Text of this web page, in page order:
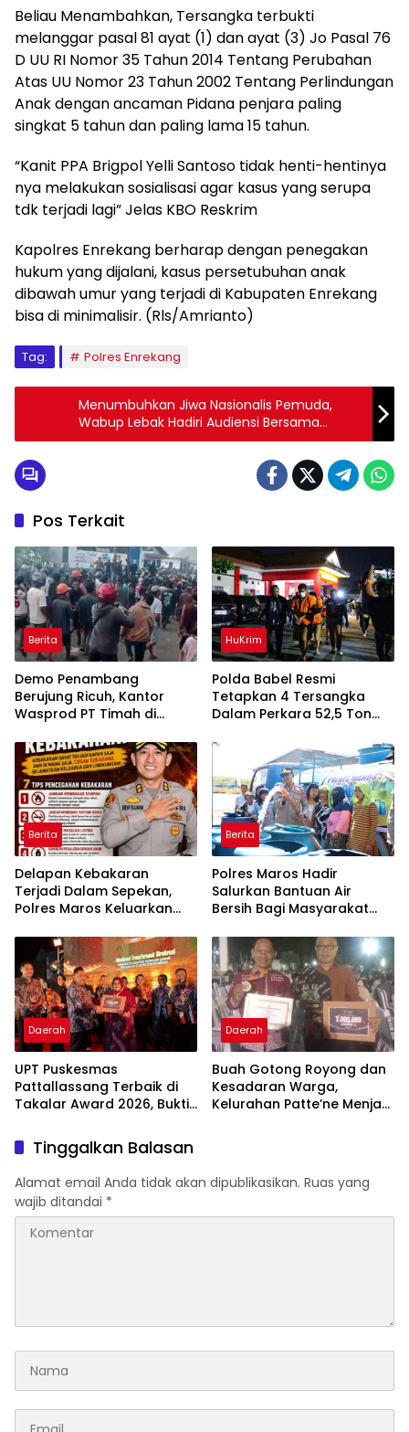
Beliau Menambahkan, Tersangka terbukti
melanggar pasal 81 ayat (1) dan ayat (3) Jo Pasal 76
D UU RI Nomor 35 Tahun 2014 Tentang Perubahan
Atas UU Nomor 23 Tahun 2002 Tentang Perlindungan
Anak dengan ancaman Pidana penjara paling
singkat 5 tahun dan paling lama 15 tahun.
“Kanit PPA Brigpol Yelli Santoso tidak henti-hentinya
nya melakukan sosialisasi agar kasus yang serupa
tdk terjadi lagi” Jelas KBO Reskrim
Kapolres Enrekang berharap dengan penegakan
hukum yang dijalani, kasus persetubuhan anak
dibawah umur yang terjadi di Kabupaten Enrekang
bisa di minimalisir. (Rls/Amrianto)
Tag: Polres Enrekang
Menumbuhkan Jiwa Nasionalis Pemuda,
Wabup Lebak Hadiri Audiensi Bersama
Capaska
Pos Terkait
Berita
Demo Penambang
Berujung Ricuh, Kantor
Wasprod PT Timah di
HuKrim
Polda Babel Resmi
Tetapkan 4 Tersangka
Dalam Perkara 52,5 Ton
Belitung
Berita
Delapan Kebakaran
Terjadi Dalam Sepekan,
Polres Maros Keluarkan
Masyarakat
Berita
Polres Maros Hadir
Salurkan Bantuan Air
Bersih Bagi Masyarakat
Di Maros
Daerah
UPT Puskesmas
Pattallassang Terbaik di
Takalar Award 2026, Bukti
Pelayanan Kesehatan
Berkualitas
Daerah
Buah Gotong Royong dan
Kesadaran Warga,
Kelurahan Patte’ne Menjadi
Tinggalkan Balasan
Alamat email Anda tidak akan dipublikasikan. Ruas yang
wajib ditandai *